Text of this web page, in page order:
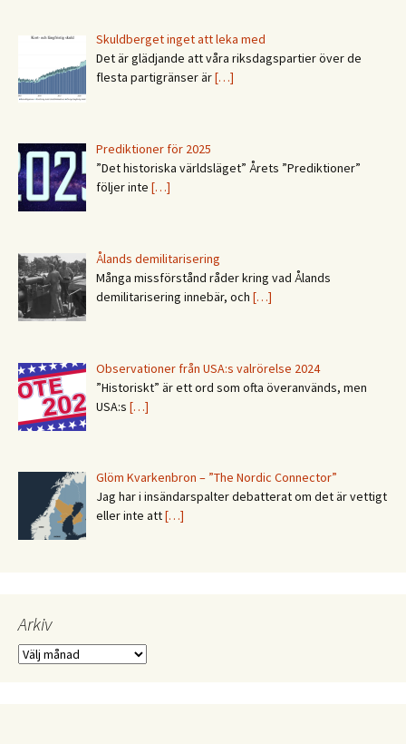
Skuldberget inget att leka med
Det är glädjande att våra riksdagspartier över de
flesta partigränser är[…]
Prediktioner för 2025
”Det historiska världsläget” Årets ”Prediktioner”
följer inte […]
Ålands demilitarisering
Många missförstånd råder kring vad Ålands
demilitarisering innebär, och […]
Observationer från USA:s valrörelse 2024
”Historiskt” är ett ord som ofta överanvänds, men
USA:s […]
Glöm Kvarkenbron – ”The Nordic Connector”
Jag har i insändarspalter debatterat om det är vettigt
eller inte att[…]
Arkiv
Arkiv